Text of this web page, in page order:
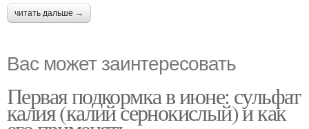
читать дальше →
Вас может заинтересовать
Первая подкормка в июне: сульфат
калия (калий сернокислый) и как